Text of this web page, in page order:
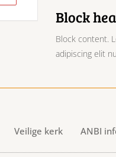
Block
Block content.
adipiscing elit
Veilige kerk ANBI